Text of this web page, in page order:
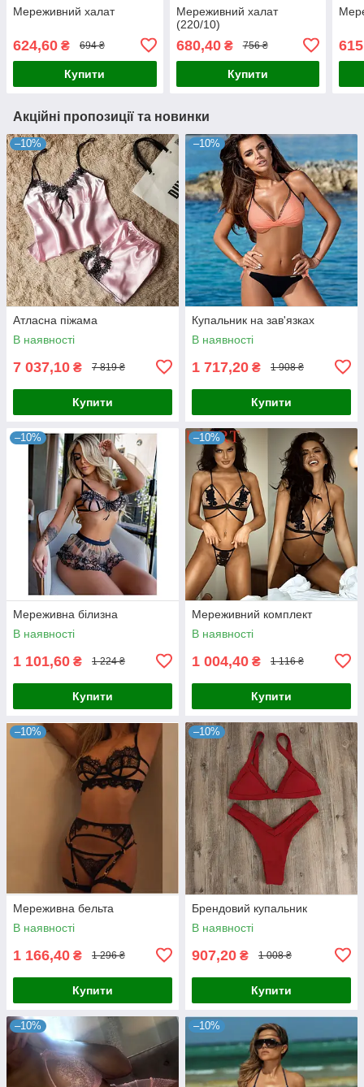
Мереживний халат
624,60 ₴ 694 ₴
Купити
Мереживний халат
(220/10)
680,40₴ 756 ₴
Купити
Акційні пропозиції та новинки
–10%
Атласна піжама
В наявності
7 037,10 ₴ 7 819 ₴
Купити
–10%
Купальник на зав'язках
В наявності
1 717,20 ₴ 1 908 ₴
Купити
–10%
Мереживна білизна
В наявності
1 101,60 ₴ 1 224 ₴
Купити
–10%
Мереживний комплект
В наявності
1 004,40 ₴ 1 116 ₴
Купити
–10%
Мереживна бельта
В наявності
1 166,40 ₴ 1 296 ₴
Купити
–10%
Брендовий купальник
В наявності
907,20 ₴ 1 008 ₴
Купити
–10% –10%